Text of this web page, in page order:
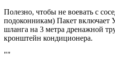
Полезно, чтобы не воевать с
подоконникам) Пакет включает
шланга на 3 метра дренажной
кронштейн кондиционера.
""